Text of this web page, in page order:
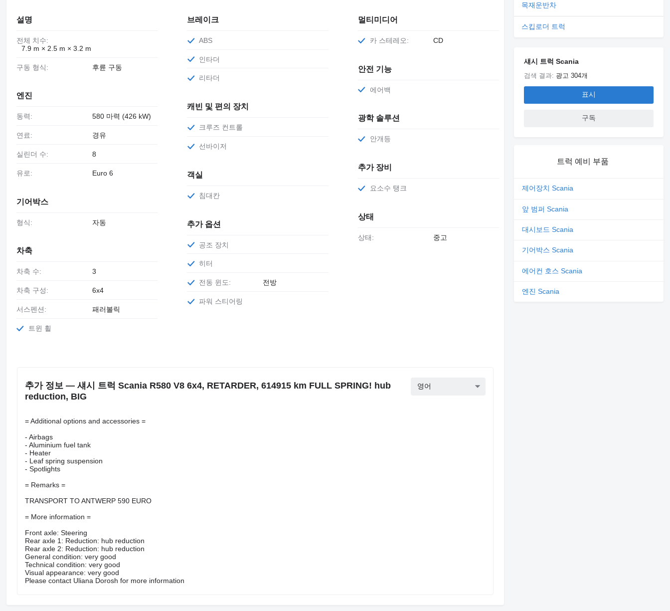
설명
전체 치수:
7.9 m × 2.5 m × 3.2 m
구동 형식: 후륜 구동
엔진
동력: 580 마력 (426 kW)
연료: 경유
실린더 수: 8
유로: Euro 6
기어박스
형식: 자동
차축
차축 수: 3
차축 구성: 6x4
서스펜션: 패러볼릭
트윈 휠
브레이크
ABS
인타더
리타더
캐빈 및 편의 장치
크루즈 컨트롤
선바이저
객실
침대칸
추가 옵션
공조 장치
히터
전동 윈도: 전방
파워 스티어링
멀티미디어
카 스테레오: CD
안전 기능
에어백
광학 솔루션
안개등
추가 장비
요소수 탱크
상태
상태: 중고
추가 정보 — 섀시 트럭 Scania R580 V8 6x4, RETARDER, 614915 km FULL SPRING! hub
reduction, BIG
영어
= Additional options and accessories =
- Airbags
- Aluminium fuel tank
- Heater
- Leaf spring suspension
- Spotlights
= Remarks =
TRANSPORT TO ANTWERP 590 EURO
= More information =
Front axle: Steering
Rear axle 1: Reduction: hub reduction
Rear axle 2: Reduction: hub reduction
General condition: very good
Technical condition: very good
Visual appearance: very good
Please contact Uliana Dorosh for more information
목재운반차
스킵로더 트럭
섀시 트럭 Scania
검색 결과: 광고 304개
표시
구독
트럭 예비 부품
제어장치 Scania
앞 범퍼 Scania
대시보드 Scania
기어박스 Scania
에어컨 호스 Scania
엔진 Scania